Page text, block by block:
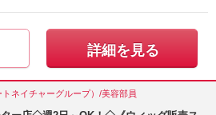
詳細を見る
ネイチャーグループ）/美容部員